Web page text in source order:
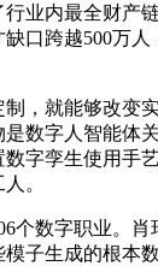
业内最全财产
口跨越500万人
，就能够改变
数字人智能体
字孪生使用手
。
数字职业。肖
子生成的根本